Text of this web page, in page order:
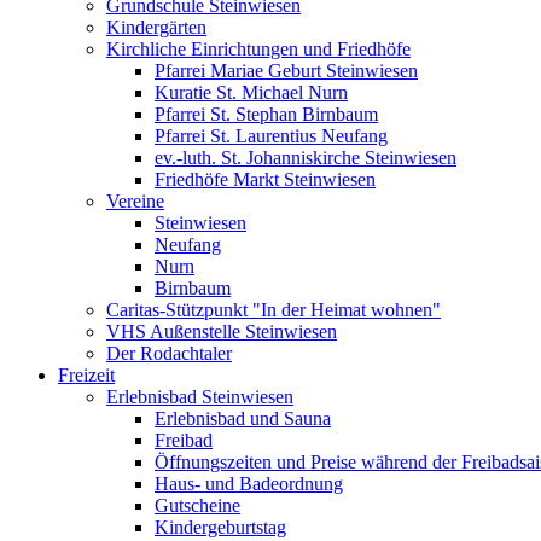
Grundschule Steinwiesen
Kindergärten
Kirchliche Einrichtungen und Friedhöfe
Pfarrei Mariae Geburt Steinwiesen
Kuratie St. Michael Nurn
Pfarrei St. Stephan Birnbaum
Pfarrei St. Laurentius Neufang
ev.-luth. St. Johanniskirche Steinwiesen
Friedhöfe Markt Steinwiesen
Vereine
Steinwiesen
Neufang
Nurn
Birnbaum
Caritas-Stützpunkt "In der Heimat wohnen"
VHS Außenstelle Steinwiesen
Der Rodachtaler
Freizeit
Erlebnisbad Steinwiesen
Erlebnisbad und Sauna
Freibad
Öffnungszeiten und Preise während der
Haus- und Badeordnung
Gutscheine
Kindergeburtstag